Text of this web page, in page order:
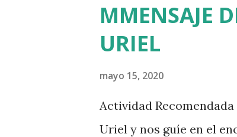
MMENSAJE
URIEL
mayo 15, 2020
Actividad
Uriel y nos guíe en el